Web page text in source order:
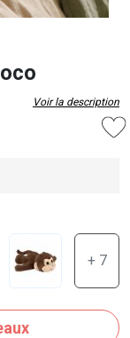
Voir la description
+ 7